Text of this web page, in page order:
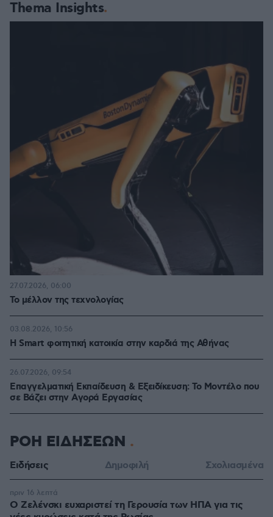
Thema Insights
Το μέλλον της τεχνολογίας
27.07.2026, 06:00
Η Smart φοιτητική κατοικία στην καρδιά της Αθήνας
03.08.2026, 10:56
Επαγγελματική Εκπαίδευση & Εξειδίκευση: Το Mοντέλο που
σε Bάζει στην Aγορά Eργασίας
26.07.2026, 09:54
ΡΟΗ ΕΙΔΗΣΕΩΝ
Ειδήσεις Δημοφιλή Σχολιασμένα
Ο Ζελένσκι ευχαριστεί τη Γερουσία των ΗΠΑ για τις
πριν 16 λεπτά